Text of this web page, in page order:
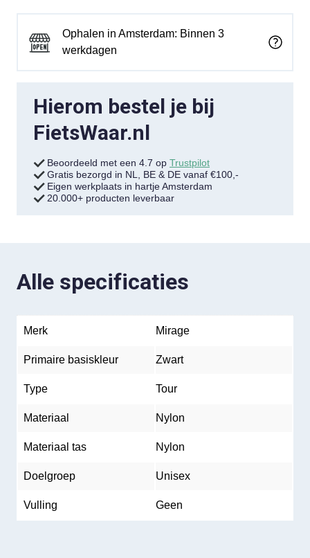
Ophalen in Amsterdam: Binnen 3
werkdagen
Hierom bestel je bij
FietsWaar.nl
Beoordeeld met een 4.7 op Trustpilot
Gratis bezorgd in NL, BE & DE vanaf €100,-
Eigen werkplaats in hartje Amsterdam
20.000+ producten leverbaar
Alle specificaties
Merk Mirage
Primaire basiskleur Zwart
Type Tour
Materiaal Nylon
Materiaal tas Nylon
Doelgroep Unisex
Vulling Geen